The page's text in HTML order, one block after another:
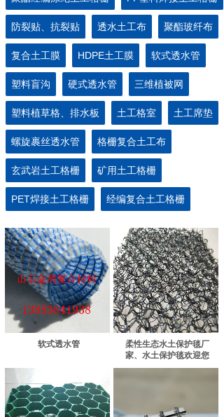
防裂贴、抗裂贴 透水土工布 聚酯玻纤布
复合土工膜 HDPE土工膜 软式透水管
塑料盲沟 硬式透水管 三维植被网
塑料植草格、排水板 土工格室 土工席垫
螺旋裹丝透水管 格栅复合土工布
玄武岩土工格栅 矿用土工格栅
PET焊接土工格栅 经编复合土工格栅
软式透水管
柔性生态水土保护毯厂
家、水土保护毯欢迎您